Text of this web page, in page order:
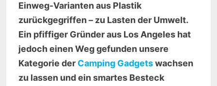
Einweg-Varianten aus Plastik
zurückgegriffen – zu Lasten der Umwelt.
Ein pfiffiger Gründer aus Los Angeles hat
jedoch einen Weg gefunden unsere
Kategorie der Camping Gadgetswachsen
zu lassen und ein smartes Besteck